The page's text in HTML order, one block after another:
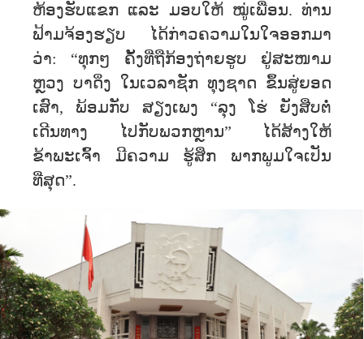
ຫ້ອງຮັບແຂກ ແລະ ມອບໃຫ້ ໝູ່ເພື່ອນ. ທ່ານ
ຟ້າມຈ້ອງຮຽບ ໄດ້ກ່າວຄວາມໃນໃຈອອກມາ
ວ່າ: “ທຸກໆ ຄັ້ງທີ່ຖືກ້ອງຖ່າຍຮູບ ຢູ່ສະໜາມ
ຫຼວງ ບາດິ່ງ ໃນເວລາຊັກ ທຸງຊາດ ຂຶ້ນສູ່ຍອດ
ເສົາ, ພ້ອມກັບ ສຽງເພງ “ລຸງ ໂຮ່ ຍັງສືບຕໍ່
ເດີນທາງ ໄປກັບພວກຫຼານ” ໄດ້ສ້າງໃຫ້
ຂ້າພະເຈົ້າ ມີຄວາມ ຮູ້ສຶກ ພາກພູມໃຈເປັນ
ທີ່ສຸດ”.